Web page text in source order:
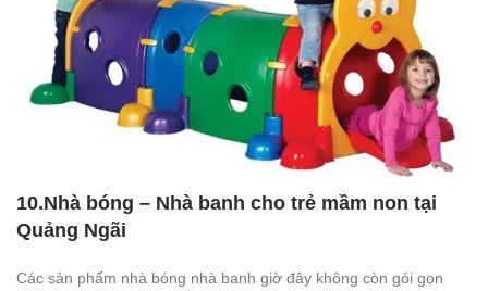
10.Nhà bóng – Nhà banh cho trẻ mầm non tại
Quảng Ngãi
Các sản phẩm nhà bóng nhà banh giờ đây không còn gói gọn